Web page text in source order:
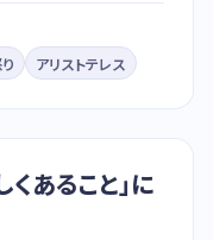
アリストテレス
あること」に